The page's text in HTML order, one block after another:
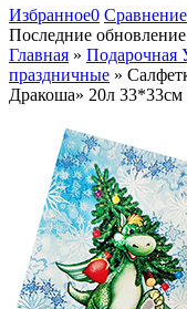
Избранное0 Сравнение
Последние
Главная » Подарочная
праздничные »
Дракоша» 20л 33*33см